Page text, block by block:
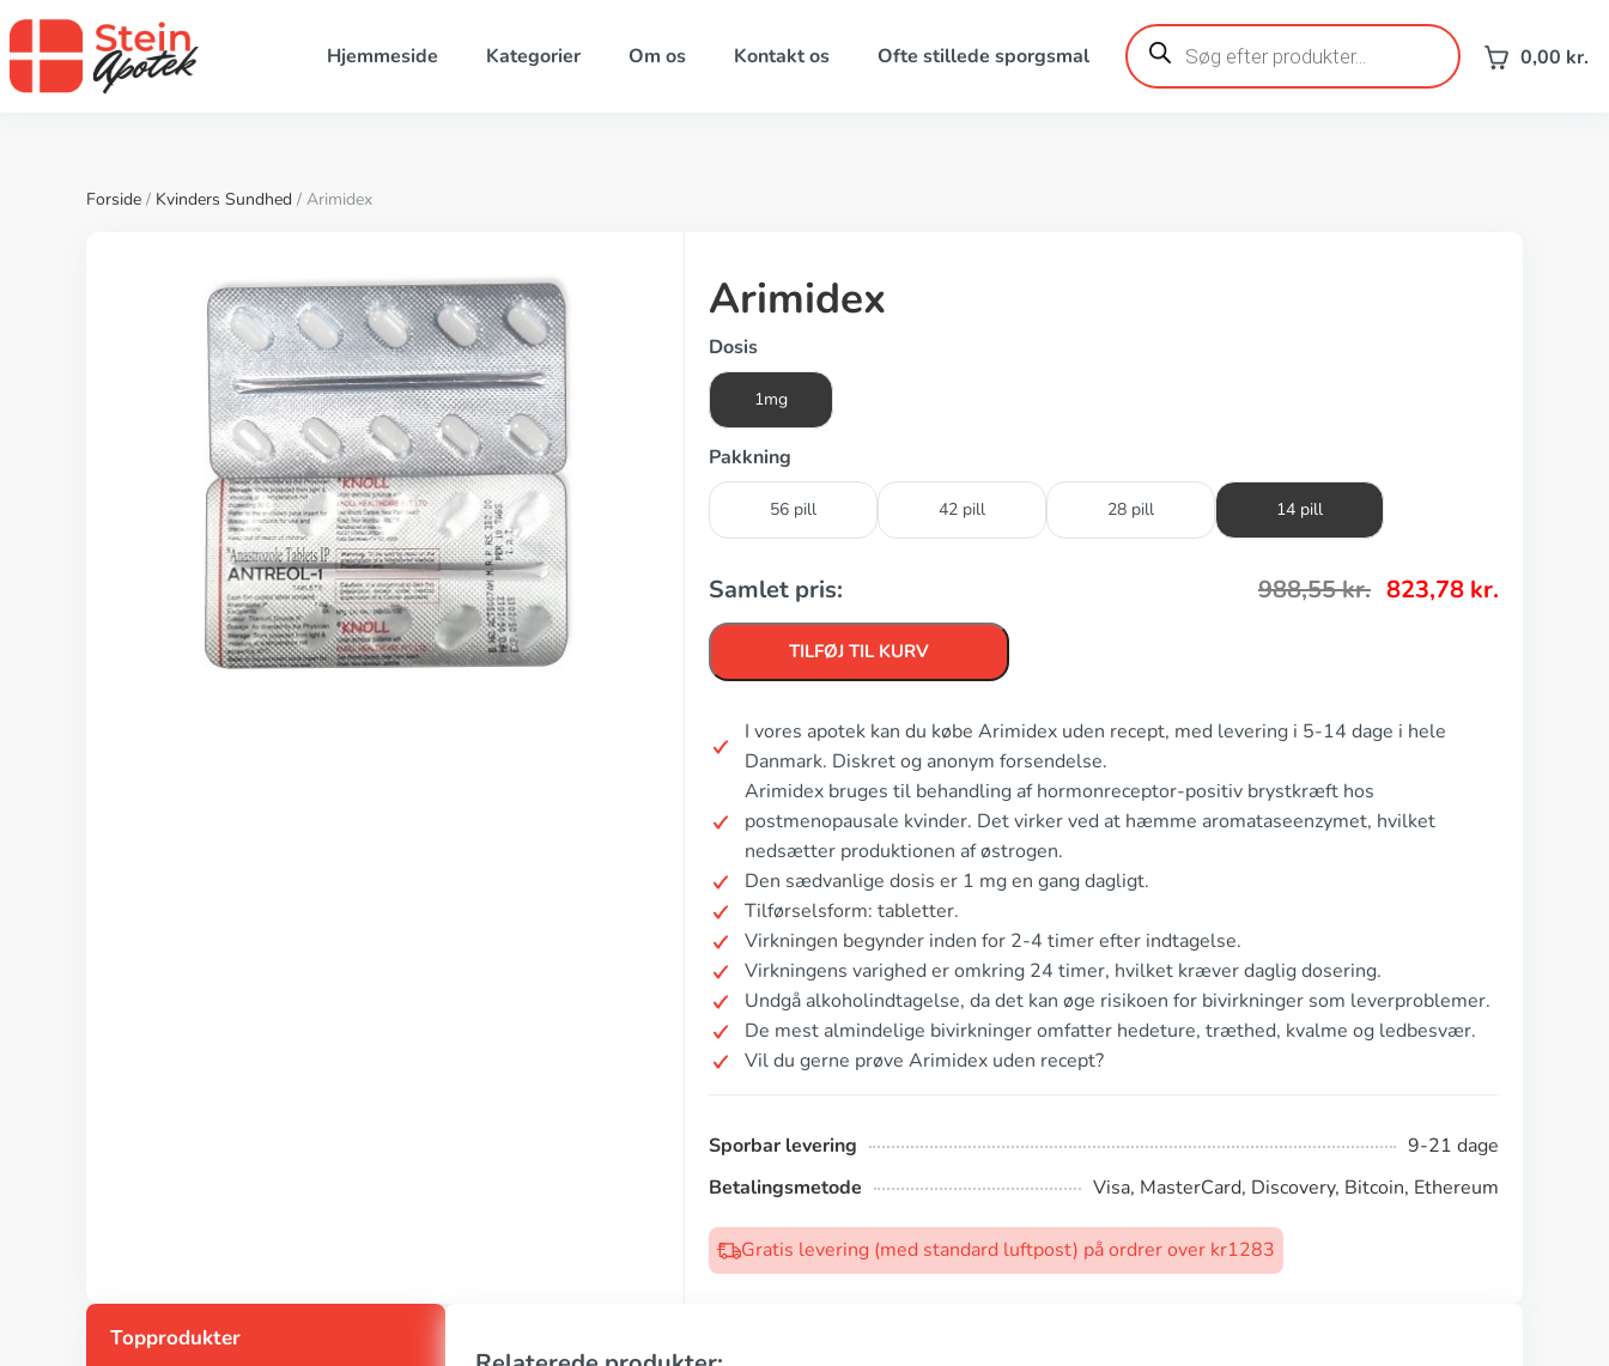
Hjemmeside Kategorier Om os Kontakt os Ofte stillede sporgsmal
Products
search 0,00 kr.
Forside / Kvinders Sundhed / Arimidex
Arimidex
Dosis
1mg
Pakkning
56 pill 42 pill 28 pill 14 pill
Samlet pris: 988,55kr. 823,78 kr.
TILFØJ TIL KURV
I vores apotek kan du købe Arimidex uden recept, med levering i 5-14 dage i hele
Danmark. Diskret og anonym forsendelse.
Arimidex bruges til behandling af hormonreceptor-positiv brystkræft hos
postmenopausale kvinder. Det virker ved at hæmme aromataseenzymet, hvilket
nedsætter produktionen af østrogen.
Den sædvanlige dosis er 1 mg en gang dagligt.
Tilførselsform: tabletter.
Virkningen begynder inden for 2-4 timer efter indtagelse.
Virkningens varighed er omkring 24 timer, hvilket kræver daglig dosering.
Undgå alkoholindtagelse, da det kan øge risikoen for bivirkninger som leverproblemer.
De mest almindelige bivirkninger omfatter hedeture, træthed, kvalme og ledbesvær.
Vil du gerne prøve Arimidex uden recept?
Sporbar levering
9-21 dage
Betalingsmetode
Visa, MasterCard, Discovery, Bitcoin, Ethereum
Gratis levering (med standard luftpost) på ordrer over kr1283
Topprodukter